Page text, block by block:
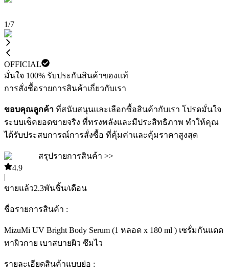
1/7
OFFICIAL
มั่นใจ 100% รับประกันสินค้าของแท้
การสั่งซื้อรายการสินค้าเกี่ยวกับเรา
ขอบคุณลูกค้า ที่สนับสนุนและเลือกซื้อสินค้ากับเรา โปรดมั่นใจ
ระบบเช็คยอดขายจริง ที่ทรงพลังและมีประสิทธิภาพ ทำให้คุณ
ได้รับประสบการณ์การสั่งซื้อ ที่คุ้มค่าและคุ้มราคาสูงสุด
สรุปรายการสินค้า >>
4.9
|
ขายแล้ว2.3พันชิ้น/เดือน
ชื่อรายการสินค้า :
MizuMi UV Bright Body Serum (1 หลอด x 180 ml ) เซรั่มกันแดด
ทาผิวกาย เบาสบายผิว ซึมไว
รายละเอียดสินค้าแบบย่อ :